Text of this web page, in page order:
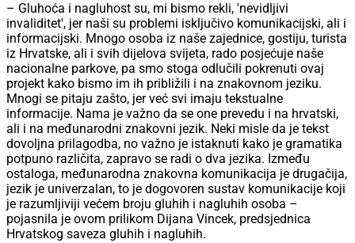
– Gluhoća i nagluhost su, mi bismo rekli, 'nevidljivi
invaliditet', jer naši su problemi isključivo komunikacijski, ali i
informacijski. Mnogo osoba iz naše zajednice, gostiju, turista
iz Hrvatske, ali i svih dijelova svijeta, rado posjećuje naše
nacionalne parkove, pa smo stoga odlučili pokrenuti ovaj
projekt kako bismo im ih približili i na znakovnom jeziku.
Mnogi se pitaju zašto, jer već svi imaju tekstualne
informacije. Nama je važno da se one prevedu i na hrvatski,
ali i na međunarodni znakovni jezik. Neki misle da je tekst
dovoljna prilagodba, no važno je istaknuti kako je gramatika
potpuno različita, zapravo se radi o dva jezika. Između
ostaloga, međunarodna znakovna komunikacija je drugačija,
jezik je univerzalan, to je dogovoren sustav komunikacije koji
je razumljiviji većem broju gluhih i nagluhih osoba –
pojasnila je ovom prilikom Dijana Vincek, predsjednica
Hrvatskog saveza gluhih i nagluhih.